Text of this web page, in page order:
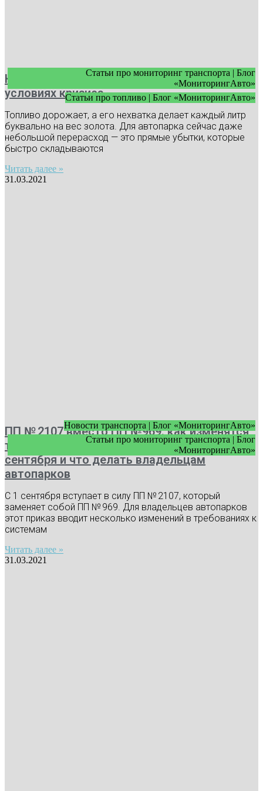
Статьи про мониторинг транспорта | Блог
«МониторингАвто»
Статьи про топливо | Блог «МониторингАвто»
Как экономить топливо в автопарке в
условиях кризиса
Топливо дорожает, а его нехватка делает каждый литр
буквально на вес золота. Для автопарка сейчас даже
небольшой перерасход — это прямые убытки, которые
быстро складываются
Читать далее »
31.03.2021
Новости транспорта | Блог «МониторингАвто»
Статьи про мониторинг транспорта | Блог
«МониторингАвто»
ПП № 2107 вместо ПП №969: как изменятся
требования к видеонаблюдению с 1
сентября и что делать владельцам
автопарков
С 1 сентября вступает в силу ПП № 2107, который
заменяет собой ПП № 969. Для владельцев автопарков
этот приказ вводит несколько изменений в требованиях к
системам
Читать далее »
31.03.2021